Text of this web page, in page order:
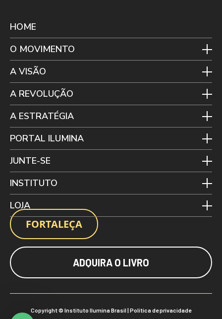
HOME
O MOVIMENTO
A VISÃO
A REVOLUÇÃO
A ESTRATÉGIA
PORTAL ILUMINA
JUNTE-SE
INSTITUTO
LOJA
FORTALEÇA
ADQUIRA O LIVRO
Copyright © Instituto Ilumina Brasil |Política de privacidade